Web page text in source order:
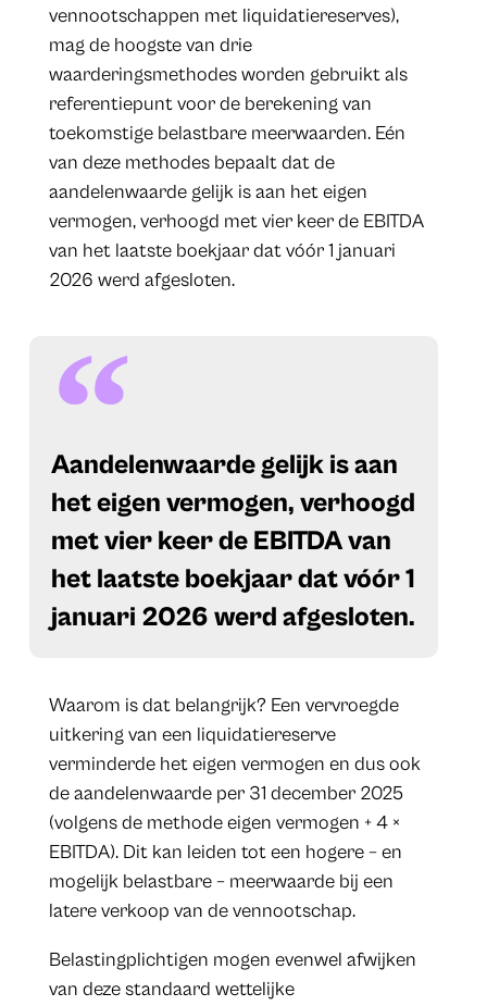
vennootschappen met liquidatiereserves),
mag de hoogste van drie
waarderingsmethodes worden gebruikt als
referentiepunt voor de berekening van
toekomstige belastbare meerwaarden. Eén
van deze methodes bepaalt dat de
aandelenwaarde gelijk is aan het eigen
vermogen, verhoogd met vier keer de EBITDA
van het laatste boekjaar dat vóór 1 januari
2026 werd afgesloten.
​Aandelenwaarde gelijk is aan
het eigen vermogen, verhoogd
met vier keer de EBITDA van
het laatste boekjaar dat vóór 1
januari 2026 werd afgesloten.
Waarom is dat belangrijk? Een vervroegde
uitkering van een liquidatiereserve
verminderde het eigen vermogen en dus ook
de aandelenwaarde per 31 december 2025
(volgens de methode eigen vermogen + 4 ×
EBITDA). Dit kan leiden tot een hogere – en
mogelijk belastbare – meerwaarde bij een
latere verkoop van de vennootschap.
Belastingplichtigen mogen evenwel afwijken
van deze standaard wettelijke